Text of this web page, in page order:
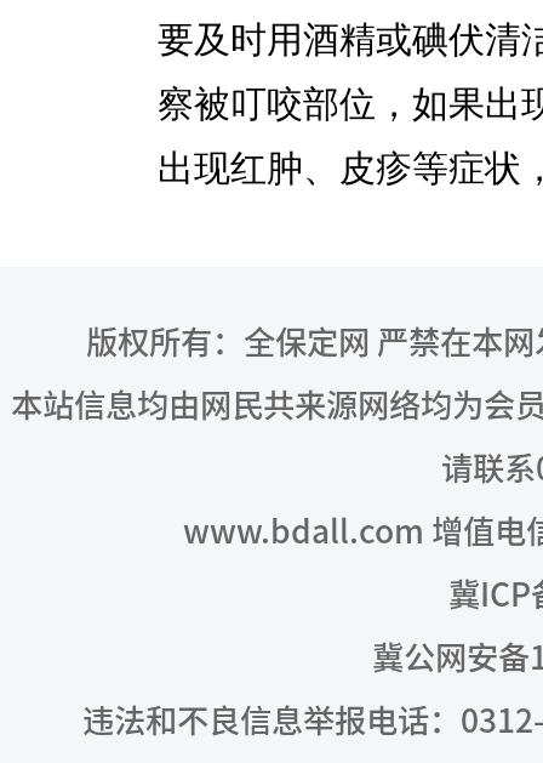
要及时用酒精或碘伏清
察被叮咬部位，如果出
出现红肿、皮疹等症状
版权所有：全保定网 严禁在本
本站信息均由网民共来源网络均为会
请联
www.bdall.com 增值电
冀ICP
冀公网安备
违法和不良信息举报电话：